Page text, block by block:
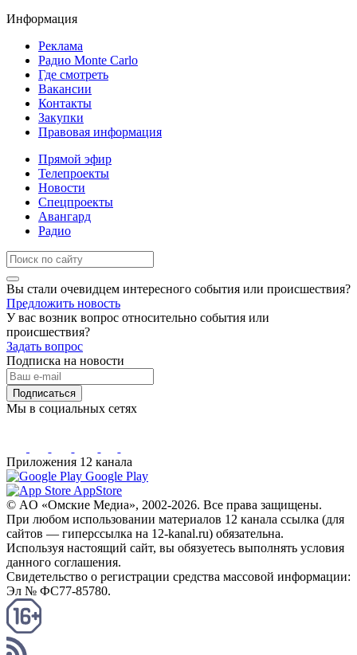
Информация
Реклама
Радио Monte Carlo
Где смотреть
Вакансии
Контакты
Закупки
Правовая информация
Прямой эфир
Телепроекты
Новости
Спецпроекты
Авангард
Радио
Вы стали очевидцем интересного события или происшествия?
Предложить новость
У вас возник вопрос относительно события или
происшествия?
Задать вопрос
Подписка на новости
Подписаться
Мы в социальных сетях
Приложения 12 канала
Google Play
AppStore
© AO «Омские Медиа», 2002-2026. Все права защищены.
При любом использовании материалов 12 канала ссылка (для
сайтов — гиперссылка на 12-kanal.ru) обязательна.
Используя настоящий сайт, вы обязуетесь выполнять условия
данного соглашения.
Свидетельство о регистрации средства массовой информации:
Эл № ФС77-85780.